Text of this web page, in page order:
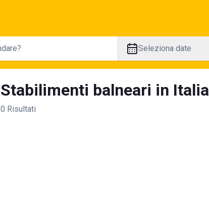
Seleziona date
Stabilimenti balneari in Italia
0 Risultati